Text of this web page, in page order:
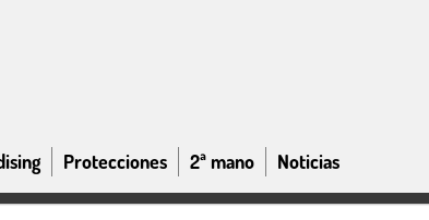
Protecciones 2ª mano Noticias